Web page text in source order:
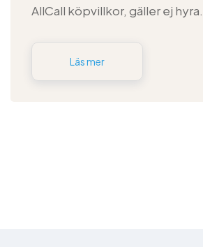
AllCall köpvillkor, gäller ej hyra.
Läs mer